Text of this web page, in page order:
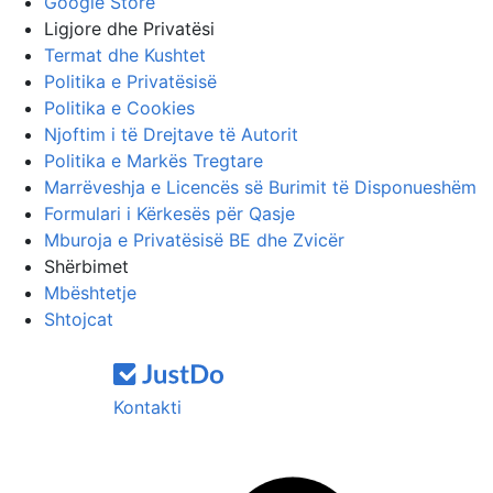
Ligjore dhe Privatësi
Termat dhe Kushtet
Politika e Privatësisë
Politika e Cookies
Njoftim i të Drejtave të Autorit
Politika e Markës Tregtare
Marrëveshja e Licencës së Burimit të Disponueshëm
Formulari i Kërkesës për Qasje
Mburoja e Privatësisë BE dhe Zvicër
Shërbimet
Mbështetje
Shtojcat
Kontakti